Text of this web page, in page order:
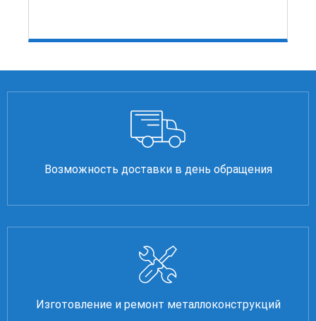
Возможность доставки в день обращения
Изготовление и ремонт металлоконструкций